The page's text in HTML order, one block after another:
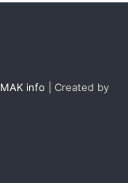
MAK info | Created by